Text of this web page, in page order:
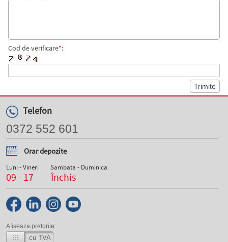
Cod de verificare*:
Telefon
0372 552 601
Orar depozite
Luni - Vineri
09 - 17
Sambata - Duminica
Închis
Afiseaza preturile:
cu TVA